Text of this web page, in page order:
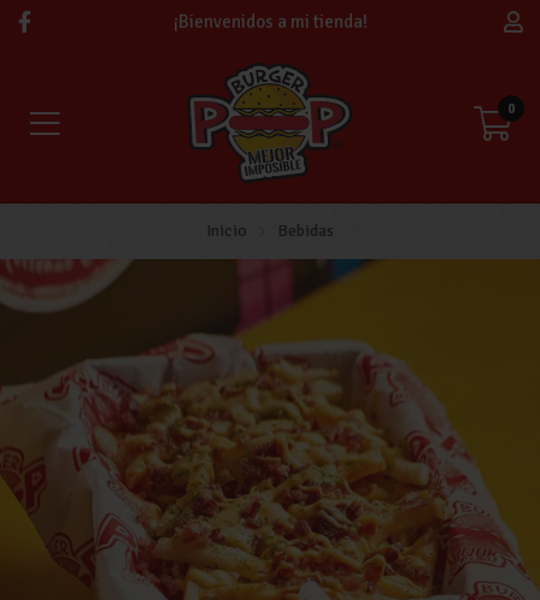
¡Bienvenidos a mi tienda!
0
Inicio Bebidas